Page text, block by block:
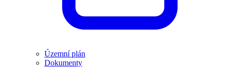
Územní plán
Dokumenty